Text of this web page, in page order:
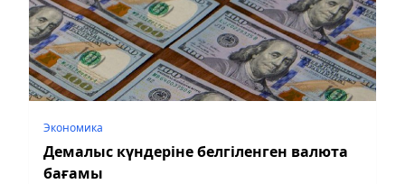
Экономика
Демалыс күндеріне белгіленген валюта
бағамы